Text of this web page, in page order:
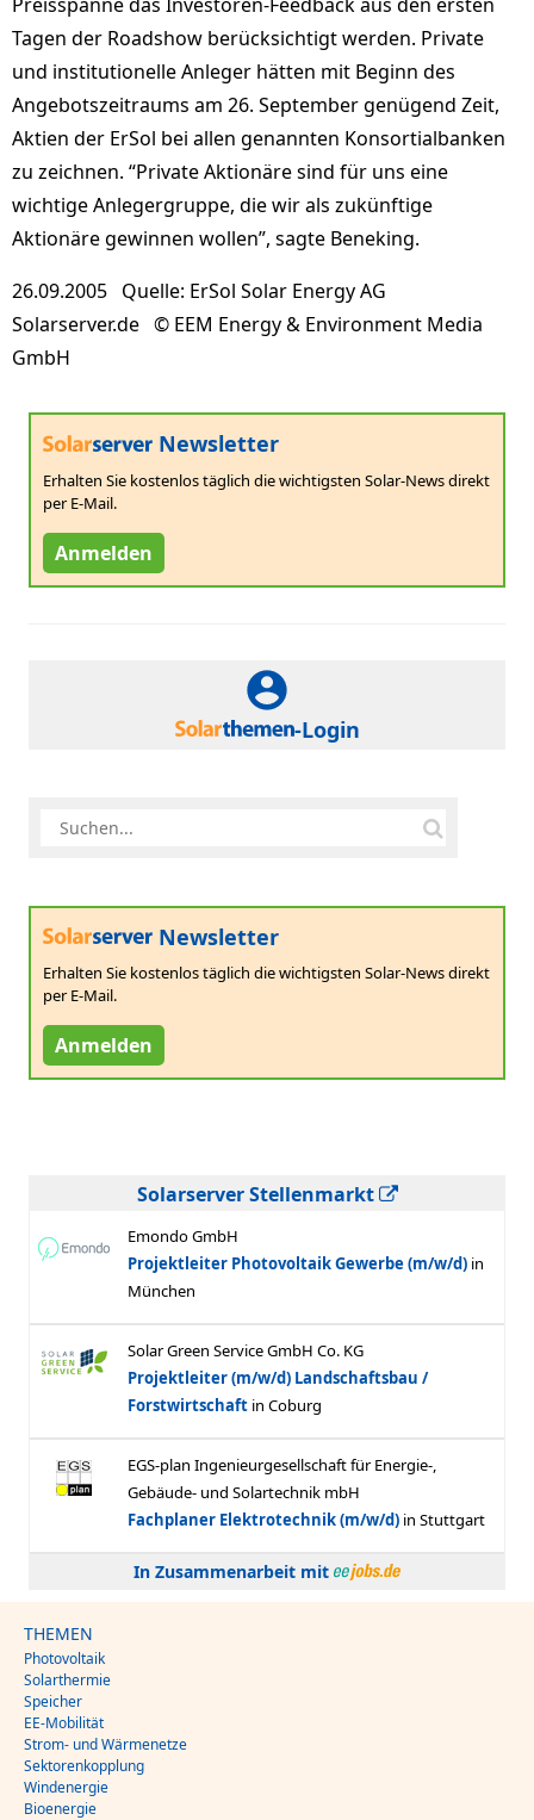
Tagen der Roadshow berücksichtigt werden. Private
und institutionelle Anleger hätten mit Beginn des
Angebotszeitraums am 26. September genügend Zeit,
Aktien der ErSol bei allen genannten Konsortialbanken
zu zeichnen. “Private Aktionäre sind für uns eine
wichtige Anlegergruppe, die wir als zukünftige
Aktionäre gewinnen wollen”, sagte Beneking.
26.09.2005 Quelle: ErSol Solar Energy AG
Solarserver.de © EEM Energy & Environment Media
GmbH
Newsletter
Erhalten Sie kostenlos täglich die wichtigsten Solar-News direkt
per E-Mail.
Anmelden
-Login
Newsletter
Erhalten Sie kostenlos täglich die wichtigsten Solar-News direkt
per E-Mail.
Anmelden
Solarserver Stellenmarkt
In Zusammenarbeit mit
THEMEN
Photovoltaik
Solarthermie
Speicher
EE-Mobilität
Strom- und Wärmenetze
Sektorenkopplung
Windenergie
Bioenergie